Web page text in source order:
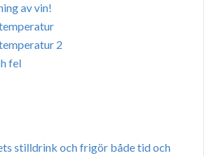
av vin!
2
fel
stilldrink och frigör både tid och